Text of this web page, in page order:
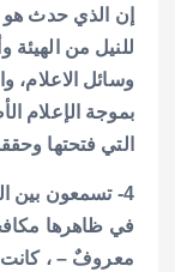
إن الذي حدث هو
للنيل من الهيئة
وسائل الاعلام،
بموجة الإعلام
التي فتحتها
4- تسمعون بين
في ظاهرها
معروفٌ – ، كانت